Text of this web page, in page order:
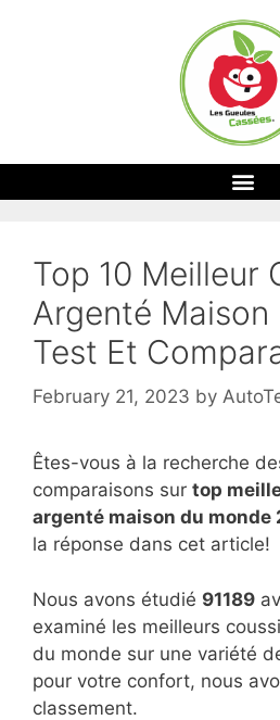
Top 10 Meilleur
Argenté Maison
Test Et
February 21, 2023 by
Êtes-vous à la recherche
comparaisons sur top
argenté maison du monde
la réponse dans cet article!
Nous avons étudié 91189
examiné les meilleurs
du monde sur une variété
pour votre confort, nous
classement.